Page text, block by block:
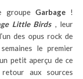
groupe Garbage !
Little Birds , leur
des opus rock de
le premier
petit aperçu de ce
aux sources